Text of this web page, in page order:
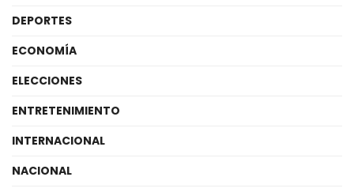
DEPORTES
ECONOMÍA
ELECCIONES
ENTRETENIMIENTO
INTERNACIONAL
NACIONAL